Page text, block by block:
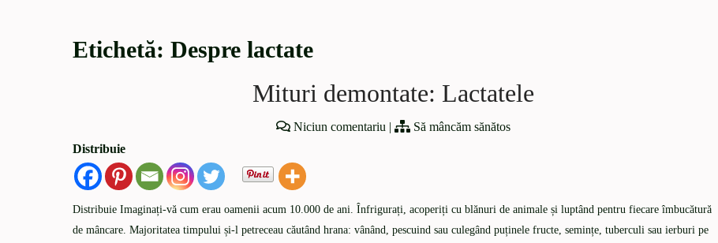
Etichetă: Despre lactate
Mituri demontate: Lactatele
Niciun comentariu |
Să mâncăm sănătos
Distribuie
Distribuie Imaginați-vă cum erau oamenii acum 10.000 de ani. Înfrigurați, acoperiți cu blănuri de animale și luptând pentru fiecare îmbucătură
de mâncare. Majoritatea timpului și-l petreceau căutând hrana: vânând, pescuind sau culegând puținele fructe, semințe, tuberculi sau ierburi pe